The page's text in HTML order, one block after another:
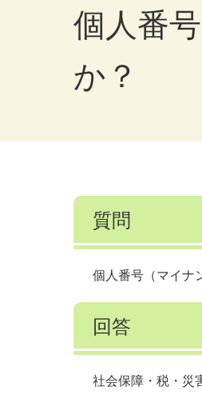
個人番
か？
質問
個人番号（マイナ
回答
社会保障・税・災